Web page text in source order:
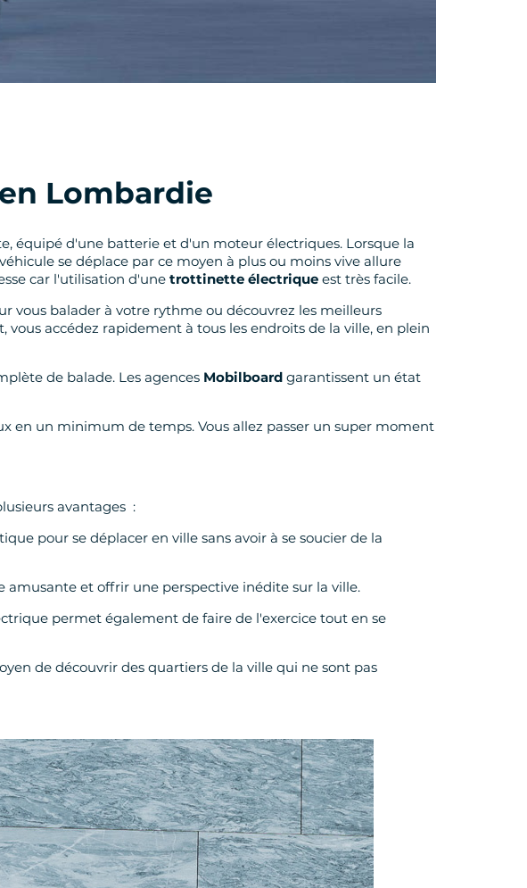
Lombardie
équipé d'une batterie et d'un moteur électriques. Lorsque la
se déplace par ce moyen à plus ou moins vive allure
car l'utilisation d'une trottinette électrique est très facile.
vous balader à votre rythme ou découvrez les meilleurs
accédez rapidement à tous les endroits de la ville, en plein
de balade. Les agences Mobilboard garantissent un état
en un minimum de temps. Vous allez passer un super moment
avantages :
pour se déplacer en ville sans avoir à se soucier de la
et offrir une perspective inédite sur la ville.
permet également de faire de l'exercice tout en se
de découvrir des quartiers de la ville qui ne sont pas